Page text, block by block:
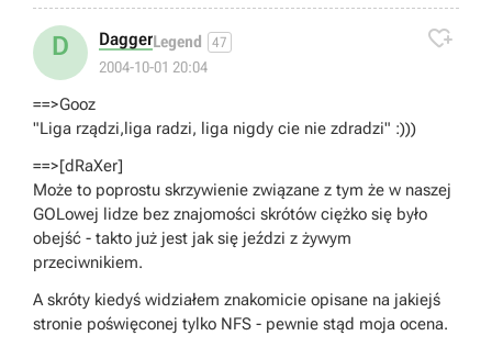
D DaggerLegend 47
2004-10-01 20:04

==>Gooz
"Liga rządzi,liga radzi, liga nigdy cie nie zdradzi" :)))
==>[dRaXer]
Może to poprostu skrzywienie związane z tym że w naszej
GOLowej lidze bez znajomości skrótów ciężko się było
obejść - takto już jest jak się jeździ z żywym
przeciwnikiem.
A skróty kiedyś widziałem znakomicie opisane na jakiejś
stronie poświęconej tylko NFS - pewnie stąd moja ocena.